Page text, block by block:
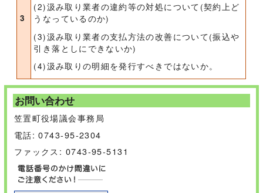
3
(2)汲み取り業者の違約等の対処について(契約上ど
うなっているのか)
(3)汲み取り業者の支払方法の改善について(振込や
引き落としにできないか)
(4)汲み取りの明細を発行すべきではないか。
お問い合わせ
笠置町役場議会事務局
電話: 0743-95-2304
ファックス: 0743-95-5131